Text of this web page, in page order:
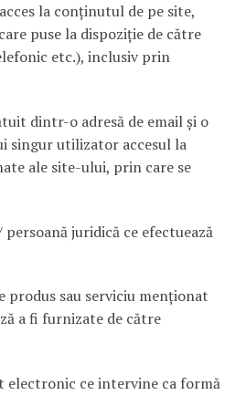
la conținutul de pe site,
puse la dispoziție de către
etc.), inclusiv prin
dintr-o adresă de email și o
singur utilizator accesul la
ale site-ului, prin care se
juridică ce efectuează
produs sau serviciu menţionat
a fi furnizate de către
electronic ce intervine ca formă